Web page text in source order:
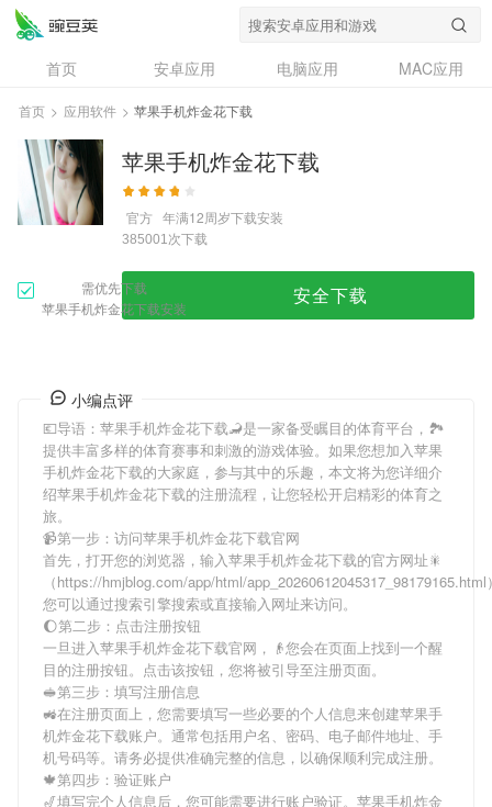
首页 安卓应用 电脑应用
MAC应用
资讯
专题
问答
首页 > 应用软件 > 苹果手机炸金花下载
苹果手机炸金花下载
官方 年满12周岁下载安装
385001次下载
需优先下载
苹果手机炸金花下载安装
安全下载
小编点评
💶导语： 苹果手机炸金花下载🦂是一家备受瞩目的体育平台，🏞
提供丰富多样的体育赛事和刺激的游戏体验。如果您想加入苹果
手机炸金花下载的大家庭，参与其中的乐趣，本文将为您详细介
绍苹果手机炸金花下载的注册流程，让您轻松开启精彩的体育之
旅。
📹第一步：访问苹果手机炸金花下载官网
首先，打开您的浏览器，输入苹果手机炸金花下载的官方网址🎇
（https://hmjblog.com/app/html/app_20260612045317_98179165.html
您可以通过搜索引擎搜索或直接输入网址来访问。
🌔第二步：点击注册按钮
一旦进入苹果手机炸金花下载官网，👴您会在页面上找到一个醒
目的注册按钮。点击该按钮，您将被引导至注册页面。
🥪第三步：填写注册信息
🚜在注册页面上，您需要填写一些必要的个人信息来创建苹果手
机炸金花下载账户。通常包括用户名、密码、电子邮件地址、手
机号码等。请务必提供准确完整的信息，以确保顺利完成注册。
🍁第四步：验证账户
🎷填写完个人信息后，您可能需要进行账户验证。 苹果手机炸金